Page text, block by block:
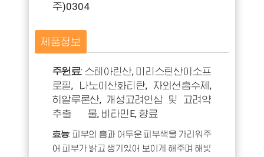
주)0304
제품정보
주원료: 스테아린산,미리스틴산이소프
로필, 나노이산화티탄, 자외선흡수제,
히알루론산, 개성고려인삼 및 고려약
추출 물, 비타민 E, 향료
효능: 피부의 흠과 어두운 피부색을 가리워주
어 피부가 밝고 생기있어 보이게 해주며 해빛